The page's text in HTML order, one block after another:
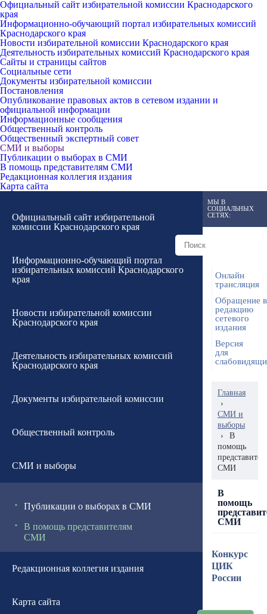
Официальный сайт избирательной комиссии Краснодарского
края
Информационно-обучающий портал избирательных комиссий
Краснодарского края
Новости избирательной комиссии Краснодарского края
Деятельность избирательных комиссий Краснодарского края
Сайты и страницы сайтов
Социальные сети
Документы избирательной комиссии
Постановления
Опубликование правовых актов в сетевом издании и
официальной информации
Информационные сообщения
Общественный контроль
Общественный экспертный совет
СМИ и выборы
Публикации о выборах в СМИ
В помощь представителям СМИ
Редакционная коллегия издания
Карта сайта
Официальный сайт избирательной
комиссии Краснодарского края
Информационно-обучающий портал
избирательных комиссий Краснодарского
края
Новости избирательной комиссии
Краснодарского края
Деятельность избирательных комиссий
Краснодарского края
Документы избирательной комиссии
Общественный контроль
СМИ и выборы
Публикации о выборах в СМИ
В помощь представителям
СМИ
Редакционная коллегия издания
Карта сайта
МЫ В
СОЦИАЛЬНЫХ
СЕТЯХ:
Онлайн
трансляция
Обращение в
редакцию
сетевого
издания
Версия
для
Главная
›
СМИ и
выборы
›
В
помощь
СМИ
В
помощь
СМИ
Конкурс
ЦИК
России